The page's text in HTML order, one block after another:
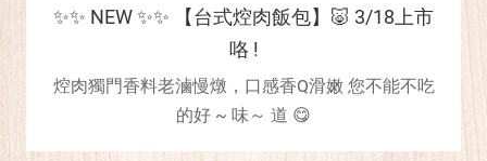
✨✨ NEW ✨✨ 【台式焢肉飯包】🐷 3/18上市
咯 !
焢肉獨門香料老滷慢燉，口感香Q滑嫩 您不能不吃
的好 ~ 味～ 道 😋